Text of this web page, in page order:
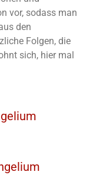
vor, sodass man
den
Folgen, die
sich, hier mal